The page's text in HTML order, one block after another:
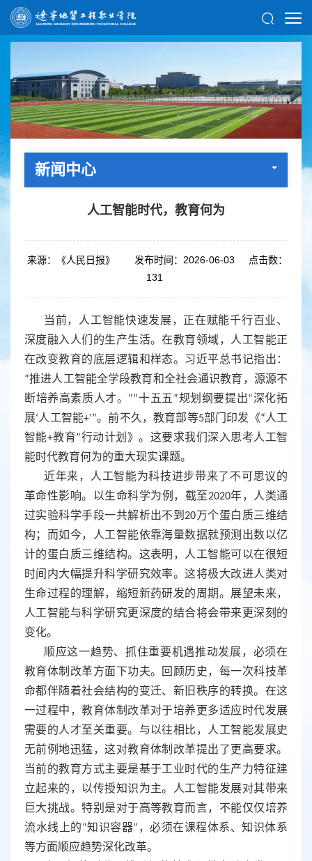
新闻中心
人工智能时代，教育何为
来源：《人民日报》 发布时间：2026-06-03
点击数：
131
当前，人工智能快速发展，正在赋能千行百业、
深度融入人们的生产生活。在教育领域，人工智能正
在改变教育的底层逻辑和样态。习近平总书记指出：
“推进人工智能全学段教育和全社会通识教育，源源不
断培养高素质人才。”“十五五”规划纲要提出“深化拓
展‘人工智能+’”。前不久，教育部等5部门印发《“人工
智能+教育”行动计划》。这要求我们深入思考人工智
能时代教育何为的重大现实课题。
近年来，人工智能为科技进步带来了不可思议的
革命性影响。以生命科学为例，截至2020年，人类通
过实验科学手段一共解析出不到20万个蛋白质三维结
构；而如今，人工智能依靠海量数据就预测出数以亿
计的蛋白质三维结构。这表明，人工智能可以在很短
时间内大幅提升科学研究效率。这将极大改进人类对
生命过程的理解，缩短新药研发的周期。展望未来，
人工智能与科学研究更深度的结合将会带来更深刻的
变化。
顺应这一趋势、抓住重要机遇推动发展，必须在
教育体制改革方面下功夫。回顾历史，每一次科技革
命都伴随着社会结构的变迁、新旧秩序的转换。在这
一过程中，教育体制改革对于培养更多适应时代发展
需要的人才至关重要。与以往相比，人工智能发展史
无前例地迅猛，这对教育体制改革提出了更高要求。
当前的教育方式主要是基于工业时代的生产力特征建
立起来的，以传授知识为主。人工智能发展对其带来
巨大挑战。特别是对于高等教育而言，不能仅仅培养
流水线上的“知识容器”，必须在课程体系、知识体系
等方面顺应趋势深化改革。